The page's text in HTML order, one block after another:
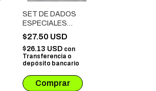
SET DE DADOS
ESPECIALES
METALICOS ROL #
39
$27.50 USD
$26.13 USD con
Transferencia o
depósito bancario